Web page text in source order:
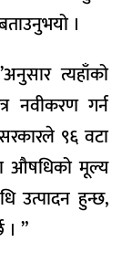
।
त्यहाँको
नवीकरण गर्न
९६ वटा
औषधिको मूल्य
उत्पादन हुन्छ,
। ”